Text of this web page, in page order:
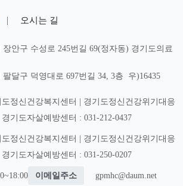
| 오시는 길
안구 수성로 245번길 69(정자동) 경기도의료
달구 덕영대로 697번길 34, 3층 우)16435
도정신건강복지센터 | 경기도정신건강위기대응
경기도자살예방센터 : 031-212-0437
도정신건강복지센터 | 경기도정신건강위기대응
경기도자살예방센터 : 031-250-0207
이메일주소 gpmhc@daum.net